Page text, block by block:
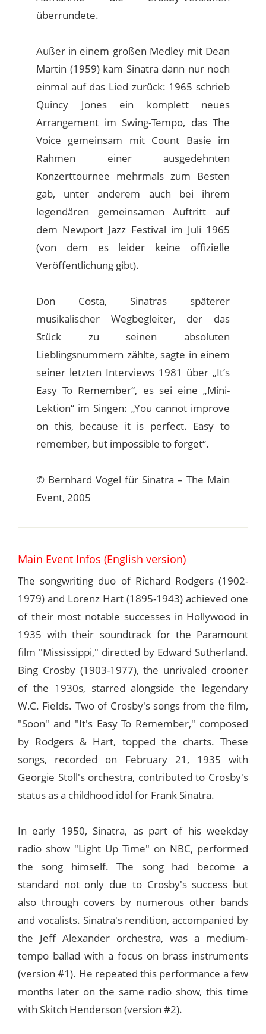
überrundete.
Außer in einem großen Medley mit Dean
Martin (1959) kam Sinatra dann nur noch
einmal auf das Lied zurück: 1965 schrieb
Quincy Jones ein komplett neues
Arrangement im Swing-Tempo, das The
Voice gemeinsam mit Count Basie im
Rahmen einer ausgedehnten
Konzerttournee mehrmals zum Besten
gab, unter anderem auch bei ihrem
legendären gemeinsamen Auftritt auf
dem Newport Jazz Festival im Juli 1965
(von dem es leider keine offizielle
Veröffentlichung gibt).
Don Costa, Sinatras späterer
musikalischer Wegbegleiter, der das
Stück zu seinen absoluten
Lieblingsnummern zählte, sagte in einem
seiner letzten Interviews 1981 über „It’s
Easy To Remember“, es sei eine „Mini-
Lektion“ im Singen: „You cannot improve
on this, because it is perfect. Easy to
remember, but impossible to forget“.
© Bernhard Vogel für Sinatra – The Main
Event, 2005
Main Event Infos (English version)
The songwriting duo of Richard Rodgers (1902-
1979) and Lorenz Hart (1895-1943) achieved one
of their most notable successes in Hollywood in
1935 with their soundtrack for the Paramount
film "Mississippi," directed by Edward Sutherland.
Bing Crosby (1903-1977), the unrivaled crooner
of the 1930s, starred alongside the legendary
W.C. Fields. Two of Crosby's songs from the film,
"Soon" and "It's Easy To Remember," composed
by Rodgers & Hart, topped the charts. These
songs, recorded on February 21, 1935 with
Georgie Stoll's orchestra, contributed to Crosby's
status as a childhood idol for Frank Sinatra.
In early 1950, Sinatra, as part of his weekday
radio show "Light Up Time" on NBC, performed
the song himself. The song had become a
standard not only due to Crosby's success but
also through covers by numerous other bands
and vocalists. Sinatra's rendition, accompanied by
the Jeff Alexander orchestra, was a medium-
tempo ballad with a focus on brass instruments
(version #1). He repeated this performance a few
months later on the same radio show, this time
with Skitch Henderson (version #2).